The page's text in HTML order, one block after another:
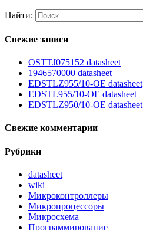
Найти:
Свежие записи
OSTTJ075152 datasheet
1946570000 datasheet
EDSTLZ955/10-OE datasheet
EDSTL955/10-OE datasheet
EDSTLZ950/10-OE datasheet
Свежие комментарии
Рубрики
datasheet
wiki
Микроконтроллеры
Микропроцессоры
Микросхема
Программирование